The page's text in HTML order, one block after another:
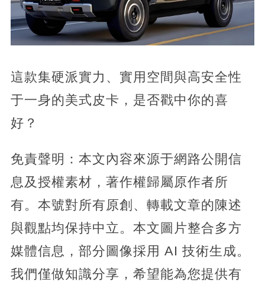
這款集硬派實力、實用空間與高安全性
于一身的美式皮卡，是否戳中你的喜
好？
免責聲明：本文內容來源于網路公開信
息及授權素材，著作權歸屬原作者所
有。本號對所有原創、轉載文章的陳述
與觀點均保持中立。本文圖片整合多方
媒體信息，部分圖像採用 AI 技術生成。
我們僅做知識分享，希望能為您提供有